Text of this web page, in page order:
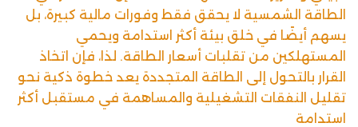
الطاقة الشمسية لا يحقق فقط وفورات مالية كبيرة، بل
يسهم أيضًا في خلق بيئة أكثر استدامة ويحمي
المستهلكين من تقلبات أسعار الطاقة. لذا، فإن اتخاذ
القرار بالتحول إلى الطاقة المتجددة يعد خطوة ذكية نحو
تقليل النفقات التشغيلية والمساهمة في مستقبل أكثر
استدامة